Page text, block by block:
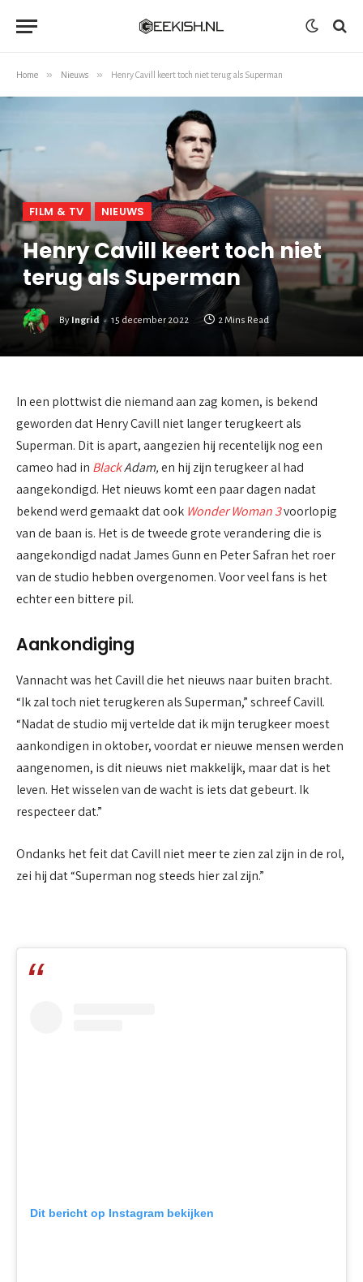
Home » Nieuws » Henry Cavill keert toch niet terug als Superman
FILM & TV NIEUWS
Henry Cavill keert toch niet
terug als Superman
By Ingrid 15 december 2022 2 Mins Read
In een plottwist die niemand aan zag komen, is bekend
geworden dat Henry Cavill niet langer terugkeert als
Superman. Dit is apart, aangezien hij recentelijk nog een
cameo had in BlackAdam,en hij zijn terugkeer al had
aangekondigd. Het nieuws komt een paar dagen nadat
bekend werd gemaakt dat ook Wonder Woman 3voorlopig
van de baan is. Het is de tweede grote verandering die is
aangekondigd nadat James Gunn en Peter Safran het roer
van de studio hebben overgenomen. Voor veel fans is het
echter een bittere pil.
Aankondiging
Vannacht was het Cavill die het nieuws naar buiten bracht.
“Ik zal toch niet terugkeren als Superman,” schreef Cavill.
“Nadat de studio mij vertelde dat ik mijn terugkeer moest
aankondigen in oktober, voordat er nieuwe mensen werden
aangenomen, is dit nieuws niet makkelijk, maar dat is het
leven. Het wisselen van de wacht is iets dat gebeurt. Ik
respecteer dat.”
Ondanks het feit dat Cavill niet meer te zien zal zijn in de rol,
zei hij dat “Superman nog steeds hier zal zijn.”
Dit bericht op Instagram bekijken